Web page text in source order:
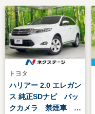
トヨタ
ハリアー 2.0 エレガン
ス 純正SDナビ バッ
クカメラ 禁煙車 ハ